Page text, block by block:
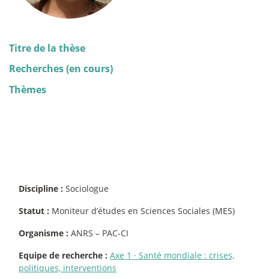
Titre de la thèse
Recherches (en cours)
Thèmes
Discipline : Sociologue
Statut : Moniteur d’études en Sciences Sociales (MES)
Organisme : ANRS – PAC-CI
Equipe de recherche : Axe 1 · Santé mondiale : crises,
politiques, interventions